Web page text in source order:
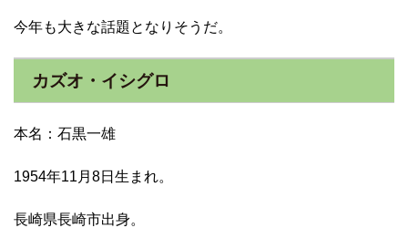
今年も大きな話題となりそうだ。
カズオ・イシグロ
本名：石黒一雄
1954年11月8日生まれ。
長崎県長崎市出身。